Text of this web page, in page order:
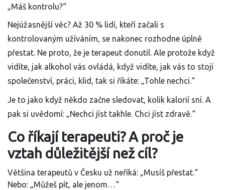
„Máš kontrolu?“
Nejúžasnější věc? Až 30 % lidí, kteří začali s
kontrolovaným užíváním, se nakonec rozhodne úplně
přestat. Ne proto, že je terapeut donutil. Ale protože když
vidíte, jak alkohol vás ovládá, když vidíte, jak vás to stojí
společenství, práci, klid, tak si říkáte: „Tohle nechci.“
Je to jako když někdo začne sledovat, kolik kalorií sní. A
pak si uvědomí: „Nechci jíst takhle. Chci jíst zdravě.“
Co říkají terapeuti? A proč je
vztah důležitější než cíl?
Většina terapeutů v Česku už neříká: „Musíš přestat.“
Nebo: „Můžeš pít, ale jenom…“